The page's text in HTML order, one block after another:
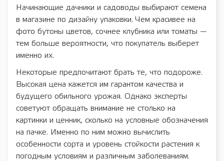
Начинающие дачники и садоводы выбирают семена
в магазине по дизайну упаковки. Чем красивее на
фото бутоны цветов, сочнее клубника или томаты —
тем больше вероятности, что покупатель выберет
именно их.
Некоторые предпочитают брать те, что подороже.
Высокая цена кажется им гарантом качества и
будущего обильного урожая. Однако эксперты
советуют обращать внимание не столько на
картинки и ценник, сколько на условные обозначения
на пачке. Именно по ним можно вычислить
особенности сорта и уровень стойкости растения к
погодным условиям и различным заболеваниям.